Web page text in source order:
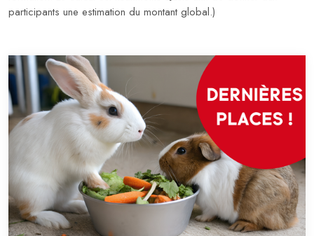
participants une estimation du montant global.)